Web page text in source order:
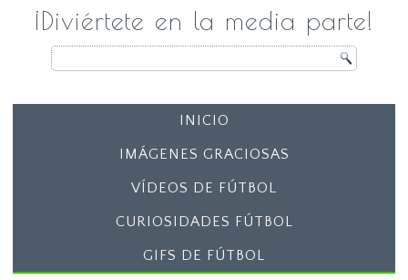
¡Diviértete en la media parte!
INICIO
IMÁGENES GRACIOSAS
VÍDEOS DE FÚTBOL
CURIOSIDADES FÚTBOL
GIFS DE FÚTBOL